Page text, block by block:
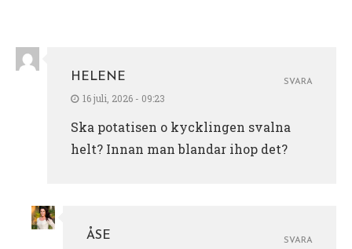
HELENE
16 juli, 2026 - 09:23
Ska potatisen o kycklingen svalna
helt? Innan man blandar ihop det?
SVARA
ÅSE
SVARA